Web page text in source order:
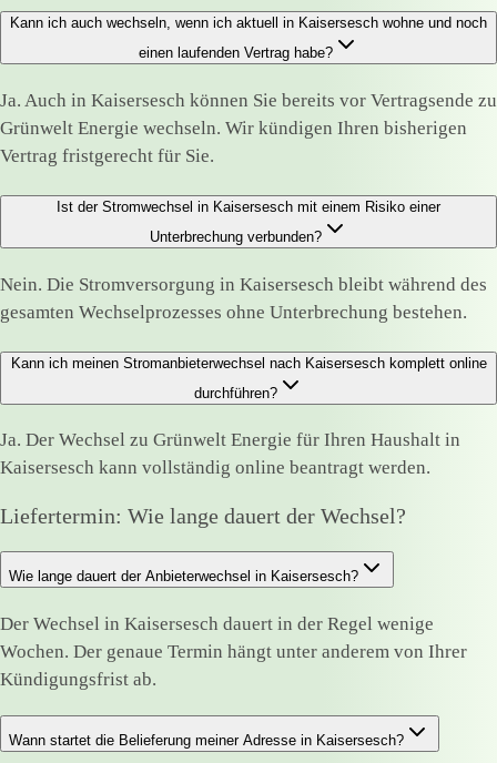
Kann ich auch wechseln, wenn ich aktuell in Kaisersesch wohne und noch
einen laufenden Vertrag habe?
Ja. Auch in Kaisersesch können Sie bereits vor Vertragsende zu
Grünwelt Energie wechseln. Wir kündigen Ihren bisherigen
Vertrag fristgerecht für Sie.
Ist der Stromwechsel in Kaisersesch mit einem Risiko einer
Unterbrechung verbunden?
Nein. Die Stromversorgung in Kaisersesch bleibt während des
gesamten Wechselprozesses ohne Unterbrechung bestehen.
Kann ich meinen Stromanbieterwechsel nach Kaisersesch komplett online
durchführen?
Ja. Der Wechsel zu Grünwelt Energie für Ihren Haushalt in
Kaisersesch kann vollständig online beantragt werden.
Liefertermin: Wie lange dauert der Wechsel?
Wie lange dauert der Anbieterwechsel in Kaisersesch?
Der Wechsel in Kaisersesch dauert in der Regel wenige
Wochen. Der genaue Termin hängt unter anderem von Ihrer
Kündigungsfrist ab.
Wann startet die Belieferung meiner Adresse in Kaisersesch?